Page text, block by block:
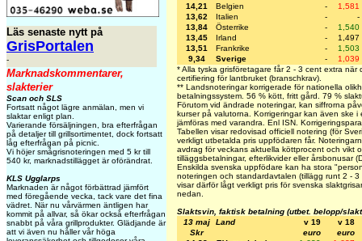
Läs senaste nytt på
GrisPortalen
-
Marknadskommentarer,
slakterier
Scan och SLS
Fortsatt något lägre anmälan, men vi
slaktar enligt plan.
Varierande försäljningen, bra efterfrågan
på detaljer till grillsortimentet, dock fortsatt
låg efterfrågan på picnic.
Vi höjer smågrisnoteringen med 5 kr till
540 kr, marknadstillägget är oförändrat.
KLS Ugglarps
Marknaden är något förbättrad jämfört
med föregående vecka, tack vare det fina
vädret. När nu vårvärmen äntligen har
kommit på allvar, så ökar också efterfrågan
snabbt på våra grillprodukter. Glädjande är
att vi även nu håller vår höga
14,21
Belgien -
1,581
13,62
Italien -
-
13,84
Österrike -
1,540
13,45
Irland -
1,497
13,51
Frankrike -
1,503
9,34
Sverige -
1,039
* Alla tyska grisföretagare får 2 - 3 cent extra när
certifiering för lantbruket (branschkrav).
** Landsnoteringar korrigerade för nationella
betalningssystem. 56 % kött, fritt gård. 79 %
Förutom vid ändrade noteringar, kan siffrorna
kurser på valutorna. Korrigeringar kan även ske
jämföras med varandra. Enl ISN.
Tabellen visar redovisad officiell notering (för
verkligt utbetalda pris uppfödaren får.
avdrag för veckans aktuella köttprocent och vikt
tilläggsbetalningar, efterlikvider eller årsbonusar
Enskilda svenska uppfödare kan ha stora
noteringen och standardavtalen (tillägg runt 2 - 3
visar därför lågt verkligt pris för svenska
nedan.
Slaktsvin, faktisk betalning (utbet. belopp/
13 maj
Land v 19
v 18
Skr
euro
euro